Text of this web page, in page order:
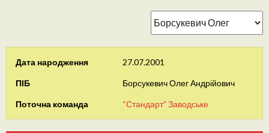
Дата народження 27.07.2001
ПІБ Борсукевич Олег Андрійович
Поточна команда “Стандарт” Заводське